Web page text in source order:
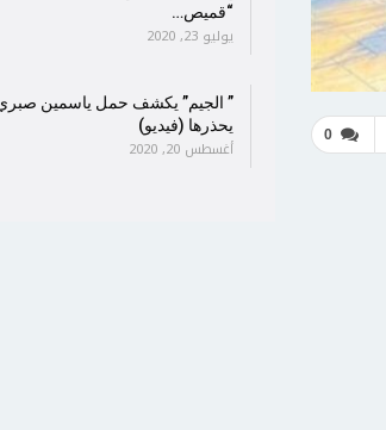
0
“قميص…
يوليو 23, 2020
” الجيم” يكشف حمل ياسمين
يحذرها (فيديو)
أغسطس 20, 2020